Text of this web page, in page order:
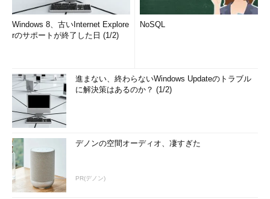
Windows 8、古いInternet Explore
rのサポートが終了した日 (1/2)
NoSQL
進まない、終わらないWindows Updateのトラブル
に解決策はあるのか？ (1/2)
デノンの空間オーディオ、凄すぎた
PR(デノン)